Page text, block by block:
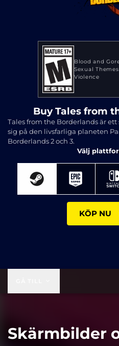
Blood and
Sexual Themes
Violence
Buy Tales from
Tales from the Borderlands är
sig på den livsfarliga planeten
Borderlands 2 och 3.
Välj
KÖP NU
Skärmbilder